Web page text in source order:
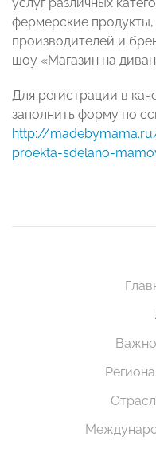
фермерские
производителей и
шоу «Магазин на
Для регистрации в
заполнить форму по
http://
proekta-sdelano-